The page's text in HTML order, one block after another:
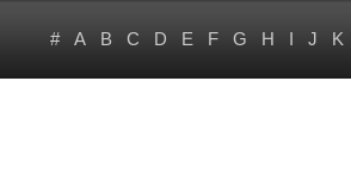
# A B C D E F G H I J K